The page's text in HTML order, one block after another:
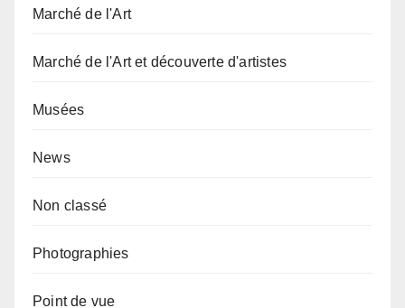
Marché de l'Art
Marché de l'Art et découverte d'artistes
Musées
News
Non classé
Photographies
Point de vue